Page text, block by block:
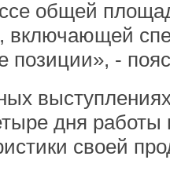
общей
включающей
позиции», -
дня
своей